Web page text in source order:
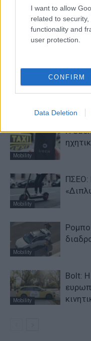
I want to allow
related to
functionality and
user protection.
CONFIRM
Data Deletion
ΠΕΡΙΣΣΟΤΕΡΑ ΑΠΟ
Το
ΔΕΗ
18€
Mobility
H
Mobility
ΠΣΕΟ:
Mobility
Mobility
Bolt: